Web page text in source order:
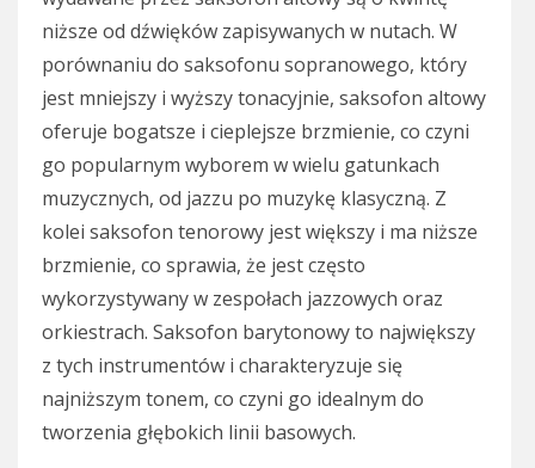
niższe od dźwięków zapisywanych w nutach. W
porównaniu do saksofonu sopranowego, który
jest mniejszy i wyższy tonacyjnie, saksofon altowy
oferuje bogatsze i cieplejsze brzmienie, co czyni
go popularnym wyborem w wielu gatunkach
muzycznych, od jazzu po muzykę klasyczną. Z
kolei saksofon tenorowy jest większy i ma niższe
brzmienie, co sprawia, że jest często
wykorzystywany w zespołach jazzowych oraz
orkiestrach. Saksofon barytonowy to największy
z tych instrumentów i charakteryzuje się
najniższym tonem, co czyni go idealnym do
tworzenia głębokich linii basowych.